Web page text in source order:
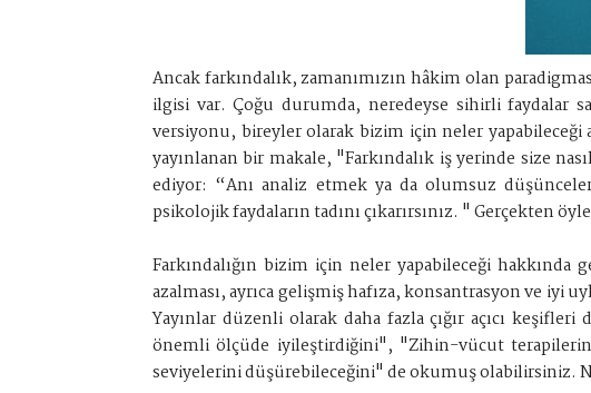
Ancak farkındalık, zamanımızın hâkim olan
ilgisi var. Çoğu durumda, neredeyse sihirli faydalar
versiyonu, bireyler olarak bizim için neler
yayınlanan bir makale, "Farkındalık iş yerinde size
ediyor: “Anı analiz etmek ya da olumsuz
psikolojik faydaların tadını çıkarırsınız. " Gerçekten
Farkındalığın bizim için neler yapabileceği
azalması, ayrıca gelişmiş hafıza, konsantrasyon ve iyi
Yayınlar düzenli olarak daha fazla çığır açıcı
önemli ölçüde iyileştirdiğini", "Zihin-vücut terapilerinin
seviyelerini düşürebileceğini" de okumuş olabilirsiniz.